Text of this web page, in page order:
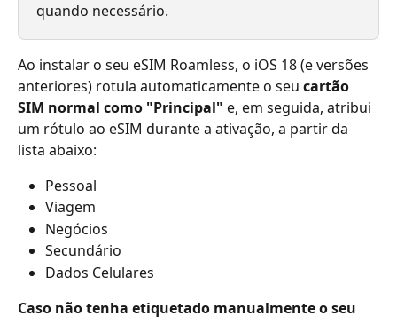
quando necessário.
Ao instalar o seu eSIM Roamless, o iOS 18 (e versões
anteriores) rotula automaticamente o seu cartão
SIM normal como "Principal" e, em seguida, atribui
um rótulo ao eSIM durante a ativação, a partir da
lista abaixo:
Pessoal
Viagem
Negócios
Secundário
Dados Celulares
Caso não tenha etiquetado manualmente o seu